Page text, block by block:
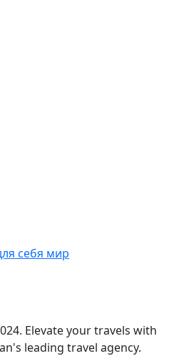
себя мир
Elevate your travels with
leading travel agency.